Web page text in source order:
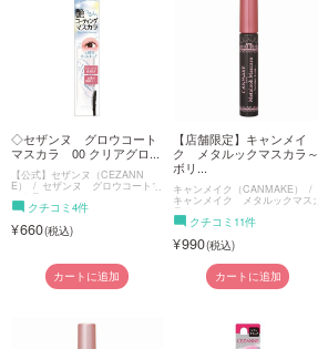
◇セザンヌ グロウコート
マスカラ 00 クリアグロ...
【公式】セザンヌ（CEZANN
E） セザンヌ グロウコートマ
スカラ
クチコミ4件
660
カートに追加
【店舗限定】キャンメイ
ク メタルックマスカラ～
ボリ...
キャンメイク（CANMAKE）
キャンメイク メタルックマスカ
ラ
クチコミ11件
990
カートに追加